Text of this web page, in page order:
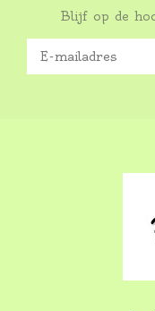
Blijf op de